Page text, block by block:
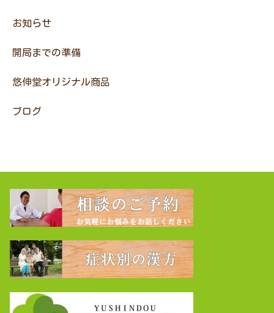
お知らせ
開局までの準備
悠伸堂オリジナル商品
ブログ